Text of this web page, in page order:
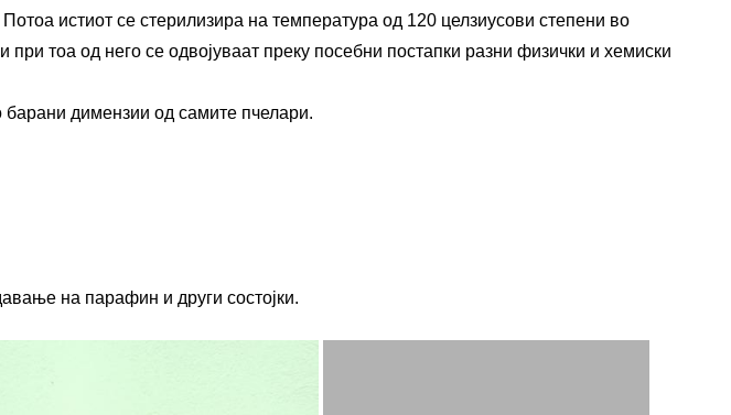
истиот се стерилизира на температура од 120 целзиусови степени во
тоа од него се одвојуваат преку посебни постапки разни физички и хемиски
димензии од самите пчелари.
на парафин и други состојки.